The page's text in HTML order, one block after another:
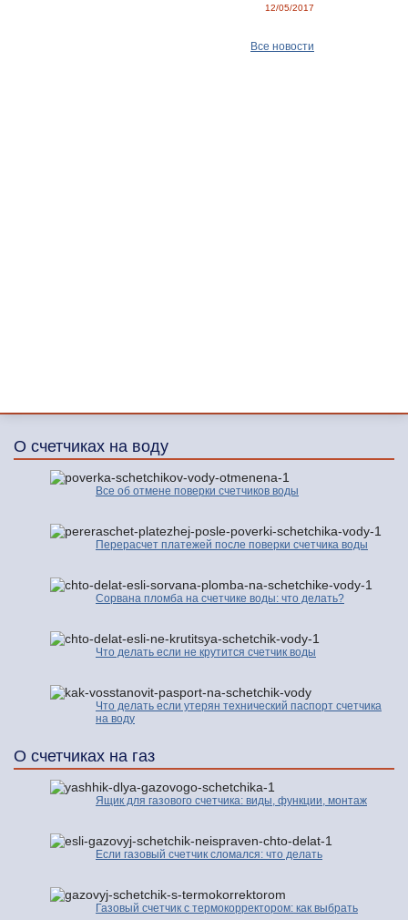
12/05/2017
Все новости
О счетчиках на воду
Все об отмене поверки счетчиков воды
Перерасчет платежей после поверки счетчика воды
Сорвана пломба на счетчике воды: что делать?
Что делать если не крутится счетчик воды
Что делать если утерян технический паспорт счетчика
на воду
О счетчиках на газ
Ящик для газового счетчика: виды, функции, монтаж
Если газовый счетчик сломался: что делать
Газовый счетчик с термокорректором: как выбрать